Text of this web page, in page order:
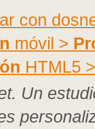
con
móvil >
HTML5
Un